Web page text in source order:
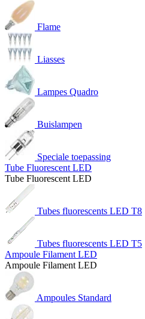
Flame
Liasses
Lampes Quadro
Buislampen
Speciale toepassing
Tube Fluorescent LED
Tube Fluorescent LED
Tubes fluorescents LED T8
Tubes fluorescents LED T5
Ampoule Filament LED
Ampoule Filament LED
Ampoules Standard